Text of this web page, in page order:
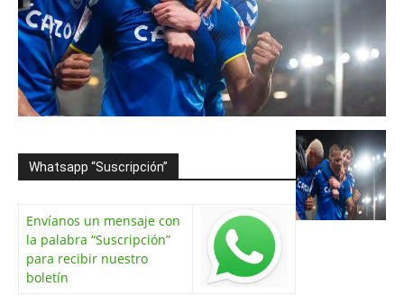
Whatsapp “Suscripción”
Envíanos un mensaje con
la palabra “Suscripción”
para recibir nuestro
boletín